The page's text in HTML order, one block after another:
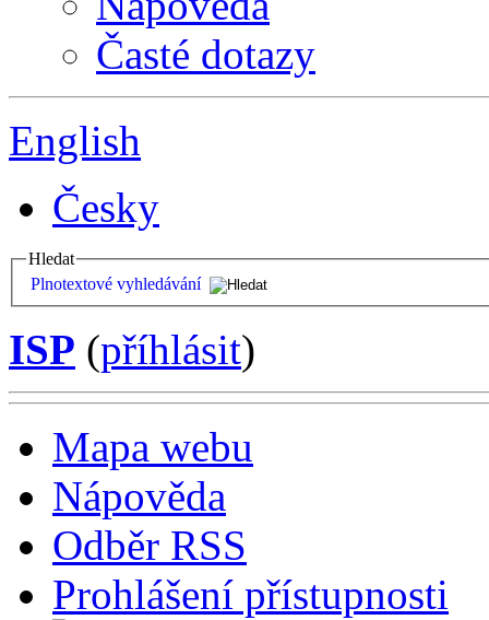
Časté dotazy
English
Česky
Hledat
Plnotextové vyhledávání
ISP (příhlásit)
Mapa webu
Nápověda
Odběr RSS
Prohlášení přístupnosti